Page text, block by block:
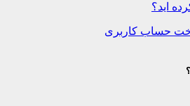
اید؟
حساب کاربری